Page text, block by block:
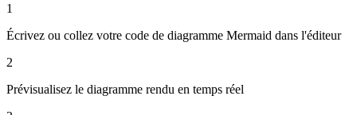
1
Écrivez ou collez votre code de diagramme Mermaid dans l'éditeur
2
Prévisualisez le diagramme rendu en temps réel